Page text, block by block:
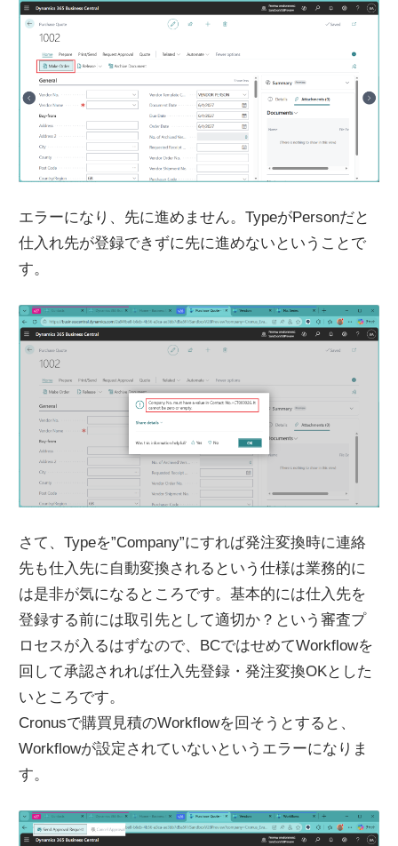
エラーになり、先に進めません。TypeがPersonだと
仕入れ先が登録できずに先に進めないということで
す。
さて、Typeを”Company”にすれば発注変換時に連絡
先も仕入先に自動変換されるという仕様は業務的に
は是非が気になるところです。基本的には仕入先を
登録する前には取引先として適切か？という審査プ
ロセスが入るはずなので、BCではせめてWorkflowを
回して承認されれば仕入先登録・発注変換OKとした
いところです。
Cronusで購買見積のWorkflowを回そうとすると、
Workflowが設定されていないというエラーになりま
す。